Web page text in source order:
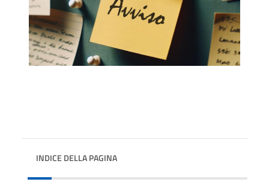
INDICE DELLA PAGINA